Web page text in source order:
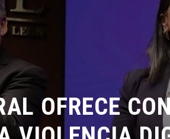
OFRECE
VIOLENCIA